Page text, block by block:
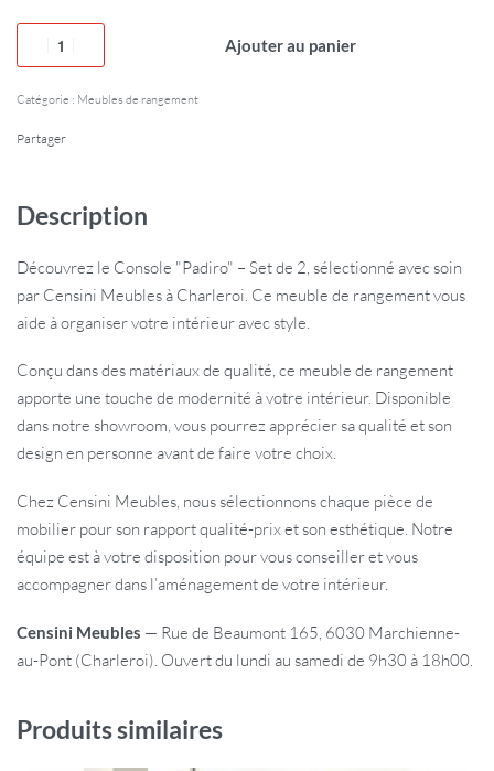
Ajouter au panier
Catégorie : Meubles de rangement
Partager
Description
Découvrez le Console "Padiro" – Set de 2, sélectionné avec soin
par Censini Meubles à Charleroi. Ce meuble de rangement vous
aide à organiser votre intérieur avec style.
Conçu dans des matériaux de qualité, ce meuble de rangement
apporte une touche de modernité à votre intérieur. Disponible
dans notre showroom, vous pourrez apprécier sa qualité et son
design en personne avant de faire votre choix.
Chez Censini Meubles, nous sélectionnons chaque pièce de
mobilier pour son rapport qualité-prix et son esthétique. Notre
équipe est à votre disposition pour vous conseiller et vous
accompagner dans l’aménagement de votre intérieur.
Censini Meubles — Rue de Beaumont 165, 6030 Marchienne-
au-Pont (Charleroi). Ouvert du lundi au samedi de 9h30 à 18h00.
Produits similaires